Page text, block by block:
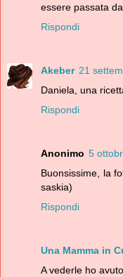
essere passata
Rispondi
Akeber 21
Daniela, una
Rispondi
Anonimo 5
Buonsissime, la
saskia)
Rispondi
Una Mamma in
A vederle ho